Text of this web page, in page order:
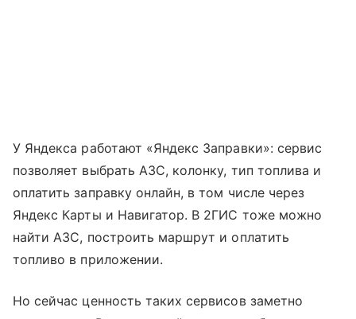
У Яндекса работают «Яндекс Заправки»: сервис
позволяет выбрать АЗС, колонку, тип топлива и
оплатить заправку онлайн, в том числе через
Яндекс Карты и Навигатор. В 2ГИС тоже можно
найти АЗС, построить маршрут и оплатить
топливо в приложении.
Но сейчас ценность таких сервисов заметно